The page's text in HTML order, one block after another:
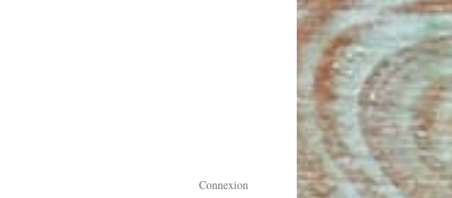
Connexion